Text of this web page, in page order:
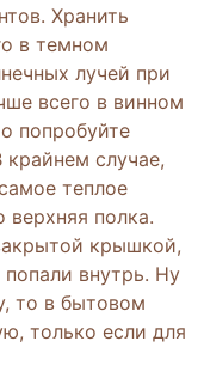
Хранить
в темном
лучей при
всего в винном
попробуйте
случае,
теплое
верхняя полка.
крышкой,
попали внутрь. Ну
то в бытовом
только если для